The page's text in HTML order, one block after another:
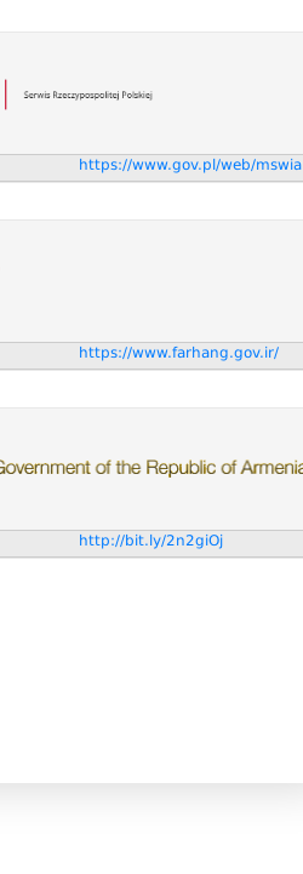
https://www.gov.pl/web/mswia
https://www.farhang.gov.ir/
http://bit.ly/2n2giOj